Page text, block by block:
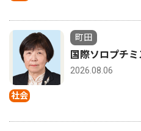
社会
町田
国際ソロプチ
2026.08.06